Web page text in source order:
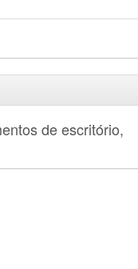
de escritório,